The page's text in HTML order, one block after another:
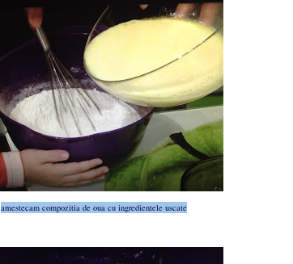
amestecam compozitia de oua cu ingredientele uscate